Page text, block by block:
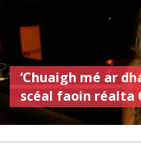
‘Chuaigh mé ar
scéal faoin réalta